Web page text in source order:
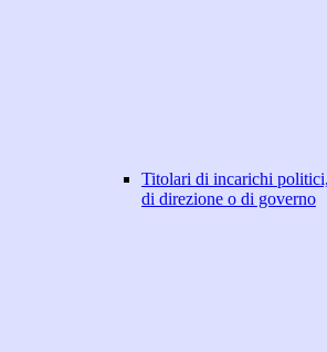
Titolari di incarichi
di direzione o di governo